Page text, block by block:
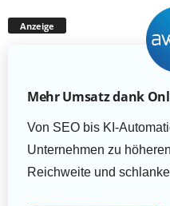
Anzeige
Mehr Umsatz dank
Von SEO bis KI-
Unternehmen zu
Reichweite und